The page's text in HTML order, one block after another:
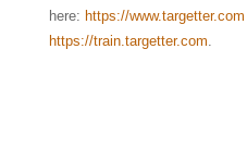
here: https://www.targetter.com
https://train.targetter.com